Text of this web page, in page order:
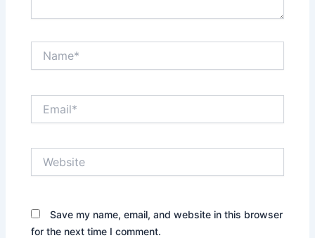
Save my name, email, and website in this browser
for the next time I comment.